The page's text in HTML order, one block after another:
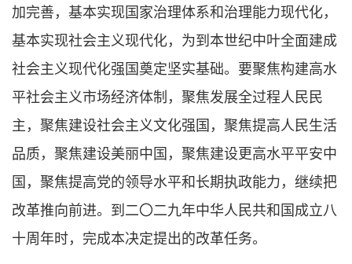
加完善，基本实现国家治理体系和治理能力现代化，
基本实现社会主义现代化，为到本世纪中叶全面建成
社会主义现代化强国奠定坚实基础。要聚焦构建高水
平社会主义市场经济体制，聚焦发展全过程人民民
主，聚焦建设社会主义文化强国，聚焦提高人民生活
品质，聚焦建设美丽中国，聚焦建设更高水平平安中
国，聚焦提高党的领导水平和长期执政能力，继续把
改革推向前进。到二〇二九年中华人民共和国成立八
十周年时，完成本决定提出的改革任务。